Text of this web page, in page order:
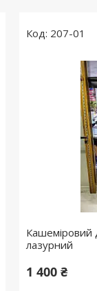
207-01
Кашеміровий
лазурний
1 400 ₴